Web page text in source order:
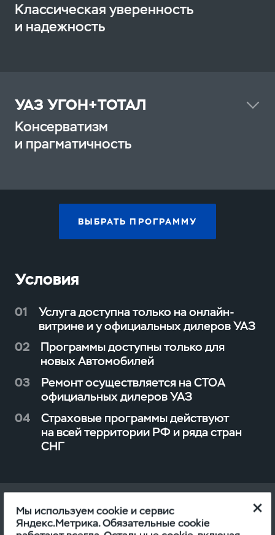
Тотальная гибель
ДТП по вине третьих лиц
Ущерб в ДТП
Падение инородных предметов
Противоправные действия
третьих лиц
Пожар
Стихийные бедствия
Классическая уверенность
и надежность
Хищение
Тотальная гибель
ДТП по вине третьих лиц
Ущерб в ДТП
Падение инородных предметов
Пожар
УАЗ УГОН+ТОТАЛ
Консерватизм
и прагматичность
Хищение
Тотальная гибель
Ущерб в ДТП
ВЫБРАТЬ ПРОГРАММУ
Условия
01
Услуга доступна только на онлайн-
витрине и у официальных дилеров УАЗ
02
Программы доступны только для
новых Автомобилей
03
Ремонт осуществляется на СТОА
официальных дилеров УАЗ
04
Страховые программы действуют
на всей территории РФ и ряда стран
СНГ
Как воспользоваться
Мы используем cookie и сервис
Яндекс.Метрика. Обязательные cookie